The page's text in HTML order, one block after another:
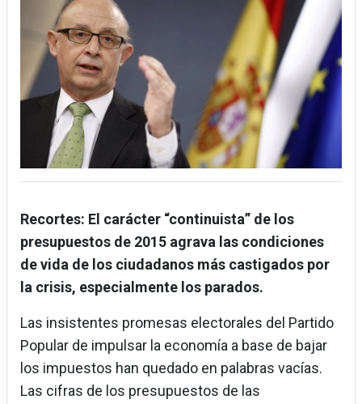
Recortes: El carácter “continuista” de los
presupuestos de 2015 agrava las condiciones
de vida de los ciudadanos más castigados por
la crisis, especialmente los parados.
Las insistentes promesas electorales del Partido
Popular de impulsar la economía a base de bajar
los impuestos han quedado en palabras vacías.
Las cifras de los presupuestos de las